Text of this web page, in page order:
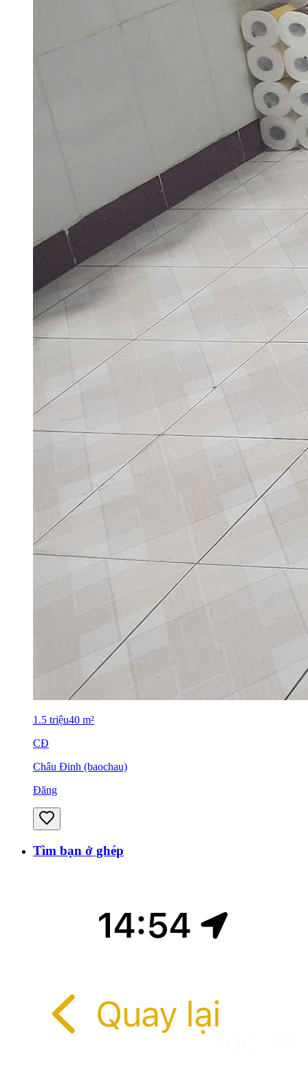
1.5 triệu40 m²
CĐ
Châu Đinh (baochau)
Đăng
Tìm bạn ở ghép